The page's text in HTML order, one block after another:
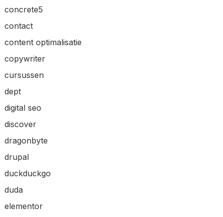
concrete5
contact
content optimalisatie
copywriter
cursussen
dept
digital seo
discover
dragonbyte
drupal
duckduckgo
duda
elementor